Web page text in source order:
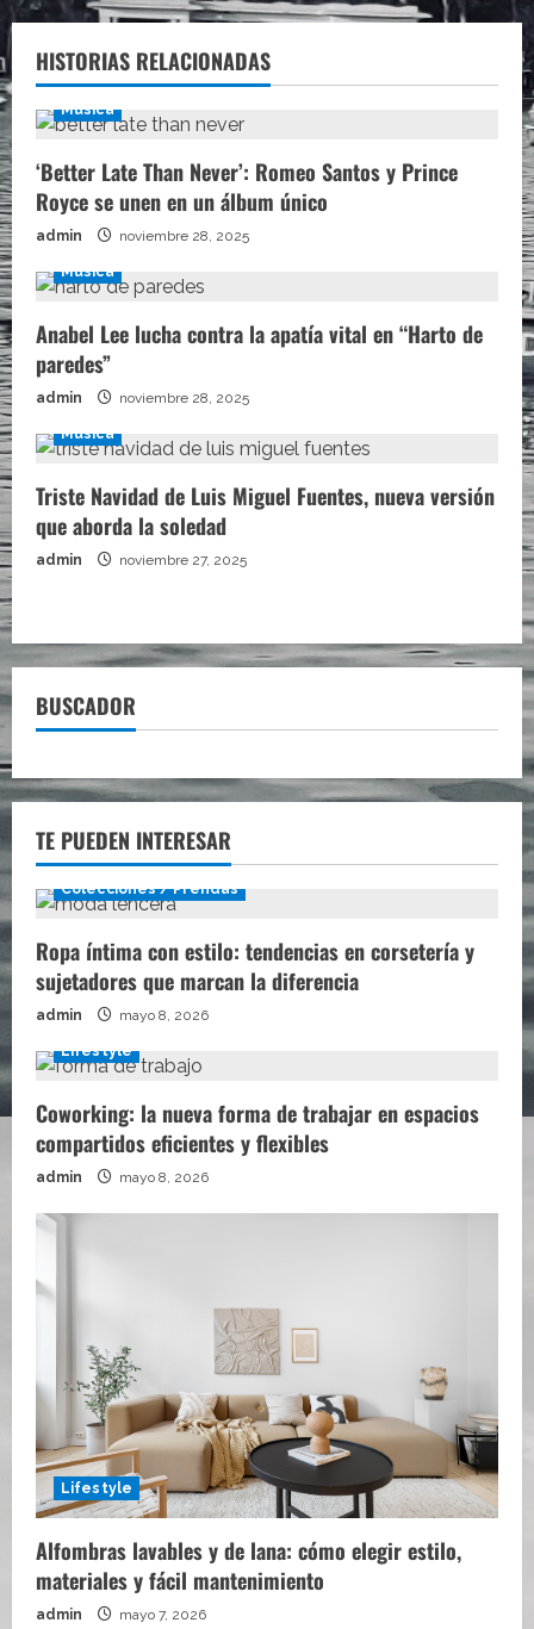
HISTORIAS RELACIONADAS
Música
‘Better Late Than Never’: Romeo Santos y Prince
Royce se unen en un álbum único
admin noviembre 28, 2025
Música
Anabel Lee lucha contra la apatía vital en “Harto de
paredes”
admin noviembre 28, 2025
Música
Triste Navidad de Luis Miguel Fuentes, nueva versión
que aborda la soledad
admin noviembre 27, 2025
BUSCADOR
TE PUEDEN INTERESAR
Colecciones / Prendas
Ropa íntima con estilo: tendencias en corsetería y
sujetadores que marcan la diferencia
admin mayo 8, 2026
Lifestyle
Coworking: la nueva forma de trabajar en espacios
compartidos eficientes y flexibles
admin mayo 8, 2026
Lifestyle
Alfombras lavables y de lana: cómo elegir estilo,
materiales y fácil mantenimiento
admin mayo 7, 2026